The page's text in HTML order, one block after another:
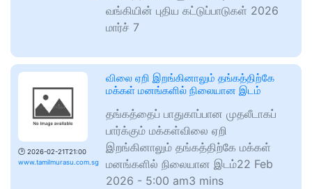
வங்கியின் புதிய கட்டுப்பாடுகள் 2026
மார்ச் 7
🕑 2026-02-21T21:00
www.tamilmurasu.com.sg
விலை ஏறி இறங்கினாலும் தங்கத்திற்கே
மக்கள் மனங்களில் நிலையான இடம்
தங்கத்தைப் பாதுகாப்பான முதலீடாகப்
பார்க்கும் மக்கள்விலை ஏறி
இறங்கினாலும் தங்கத்திற்கே மக்கள்
மனங்களில் நிலையான இடம்22 Feb
2026 - 5:00 am3 mins